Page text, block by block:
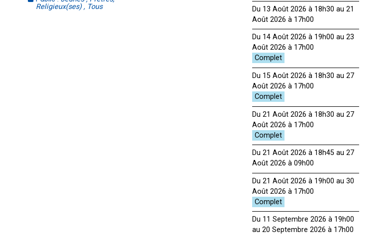
Religieux(ses) , Tous
Du 13 Août 2026 à 18h30 au 21
Août 2026 à 17h00
Du 14 Août 2026 à 19h00 au 23
Août 2026 à 17h00
Du 15 Août 2026 à 18h30 au 27
Août 2026 à 17h00
Du 21 Août 2026 à 18h30 au 27
Août 2026 à 17h00
Du 21 Août 2026 à 18h45 au 27
Août 2026 à 09h00
Du 21 Août 2026 à 19h00 au 30
Août 2026 à 17h00
Du 11 Septembre 2026 à 19h00
au 20 Septembre 2026 à 17h00